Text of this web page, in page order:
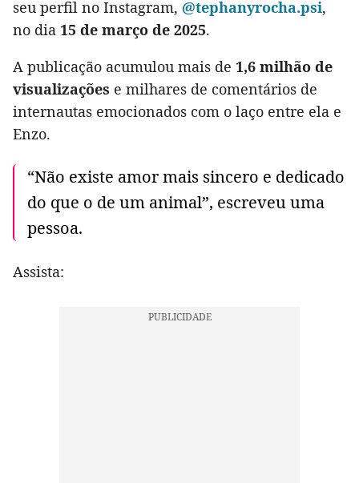
seu perfil no Instagram, @tephanyrocha.psi,
no dia 15 de março de 2025.
A publicação acumulou mais de 1,6 milhão de
visualizações e milhares de comentários de
internautas emocionados com o laço entre ela e
Enzo.
“Não existe amor mais sincero e dedicado
do que o de um animal”, escreveu uma
pessoa.
Assista: